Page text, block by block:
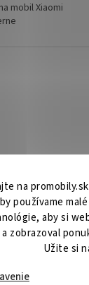
na
používame
aby si
a zobrazoval
Užite si
mobil Xiaomi
na Xiaomi